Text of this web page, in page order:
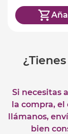
Si necesitas
la compra, el
llámanos,
bien